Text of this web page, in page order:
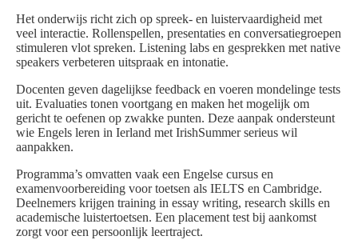
Het onderwijs richt zich op spreek- en luistervaardigheid met
veel interactie. Rollenspellen, presentaties en conversatiegroepen
stimuleren vlot spreken. Listening labs en gesprekken met native
speakers verbeteren uitspraak en intonatie.
Docenten geven dagelijkse feedback en voeren mondelinge tests
uit. Evaluaties tonen voortgang en maken het mogelijk om
gericht te oefenen op zwakke punten. Deze aanpak ondersteunt
wie Engels leren in Ierland met IrishSummer serieus wil
aanpakken.
Programma’s omvatten vaak een Engelse cursus en
examenvoorbereiding voor toetsen als IELTS en Cambridge.
Deelnemers krijgen training in essay writing, research skills en
academische luistertoetsen. Een placement test bij aankomst
zorgt voor een persoonlijk leertraject.